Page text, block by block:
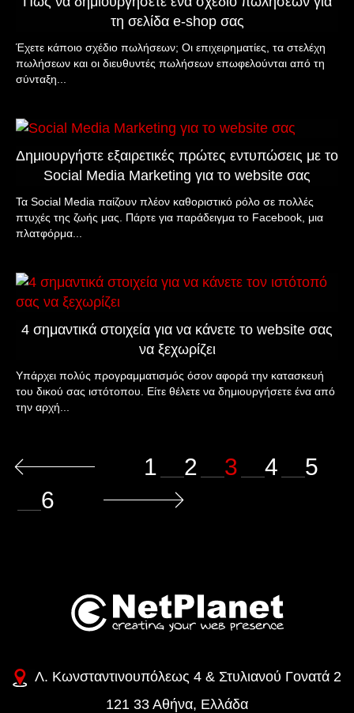
τη σελίδα e-shop σας
Έχετε κάποιο σχέδιο πωλήσεων; Οι επιχειρηματίες, τα στελέχη
πωλήσεων και οι διευθυντές πωλήσεων επωφελούνται από τη
σύνταξη...
Δημιουργήστε εξαιρετικές πρώτες εντυπώσεις με το
Social Media Marketing για το website σας
Τα Social Media παίζουν πλέον καθοριστικό ρόλο σε πολλές
πτυχές της ζωής μας. Πάρτε για παράδειγμα το Facebook, μια
πλατφόρμα...
4 σημαντικά στοιχεία για να κάνετε τo website σας
να ξεχωρίζει
Υπάρχει πολύς προγραμματισμός όσον αφορά την κατασκευή
του δικού σας ιστότοπου. Είτε θέλετε να δημιουργήσετε ένα από
την αρχή...
1 2 3 (current)
4
5
6
Λ. Κωνσταντινουπόλεως 4 & Στυλιανού Γονατά 2
121 33 Αθήνα, Ελλάδα